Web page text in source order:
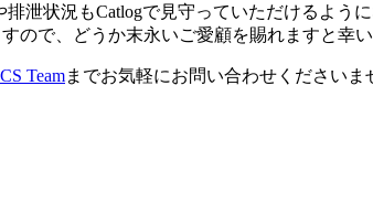
泄状況もCatlogで見守っていただけるよ
ので、どうか末永いご愛顧を賜れますと幸い
Teamまでお気軽にお問い合わせくださいま